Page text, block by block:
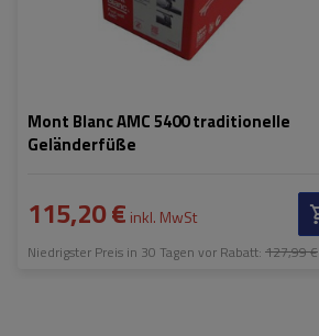
Mont Blanc AMC 5400 traditionelle
Geländerfüße
115,20 € inkl. MwSt
Niedrigster Preis in 30 Tagen vor Rabatt: 127,99 €